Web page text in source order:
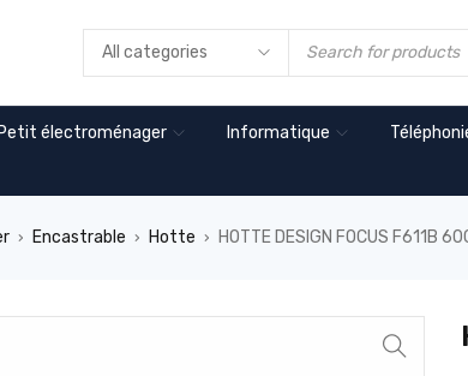
Petit électroménager Informatique
› Encastrable › Hotte › HOTTE DESIGN FOCUS F611B